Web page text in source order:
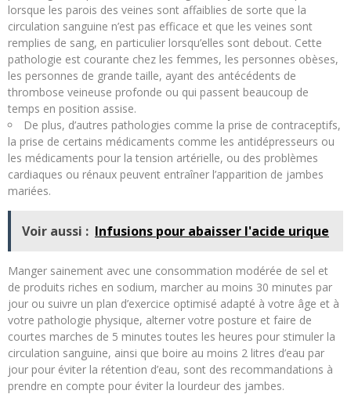
lorsque les parois des veines sont affaiblies de sorte que la
circulation sanguine n’est pas efficace et que les veines sont
remplies de sang, en particulier lorsqu’elles sont debout. Cette
pathologie est courante chez les femmes, les personnes obèses,
les personnes de grande taille, ayant des antécédents de
thrombose veineuse profonde ou qui passent beaucoup de
temps en position assise.
De plus, d’autres pathologies comme la prise de contraceptifs,
la prise de certains médicaments comme les antidépresseurs ou
les médicaments pour la tension artérielle, ou des problèmes
cardiaques ou rénaux peuvent entraîner l’apparition de jambes
mariées.
Voir aussi : Infusions pour abaisser l'acide urique
Manger sainement avec une consommation modérée de sel et
de produits riches en sodium, marcher au moins 30 minutes par
jour ou suivre un plan d’exercice optimisé adapté à votre âge et à
votre pathologie physique, alterner votre posture et faire de
courtes marches de 5 minutes toutes les heures pour stimuler la
circulation sanguine, ainsi que boire au moins 2 litres d’eau par
jour pour éviter la rétention d’eau, sont des recommandations à
prendre en compte pour éviter la lourdeur des jambes.